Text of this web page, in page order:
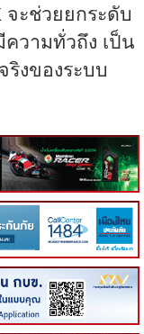
จะช่วยยกระดับ
ความทั่วถึง เป็น
งของระบบ